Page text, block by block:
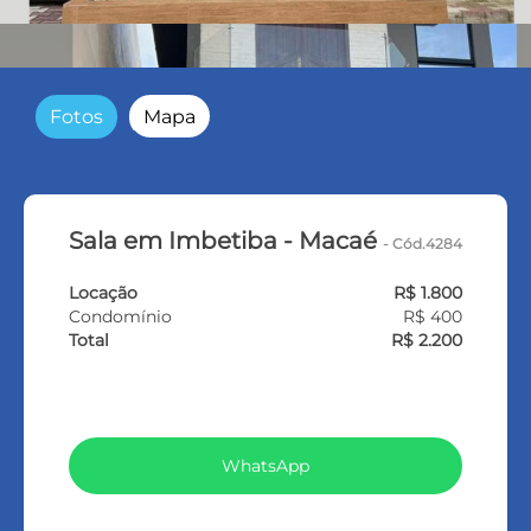
Fotos Mapa
Sala em Imbetiba - Macaé - Cód.4284
Locação
R$ 1.800
Condomínio
R$ 400
Total
R$ 2.200
WhatsApp